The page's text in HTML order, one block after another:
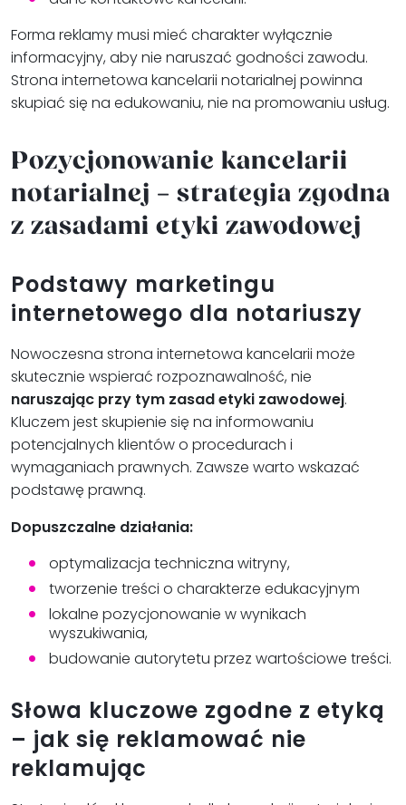
Forma reklamy musi mieć charakter wyłącznie
informacyjny, aby nie naruszać godności zawodu.
Strona internetowa kancelarii notarialnej powinna
skupiać się na edukowaniu, nie na promowaniu usług.
Pozycjonowanie kancelarii
notarialnej – strategia zgodna
z zasadami etyki zawodowej
Podstawy marketingu
internetowego dla notariuszy
Nowoczesna strona internetowa kancelarii może
skutecznie wspierać rozpoznawalność, nie
naruszając przy tym zasad etyki zawodowej.
Kluczem jest skupienie się na informowaniu
potencjalnych klientów o procedurach i
wymaganiach prawnych. Zawsze warto wskazać
podstawę prawną.
Dopuszczalne działania:
optymalizacja techniczna witryny,
tworzenie treści o charakterze edukacyjnym
lokalne pozycjonowanie w wynikach
wyszukiwania,
budowanie autorytetu przez wartościowe treści.
Słowa kluczowe zgodne z etyką
– jak się reklamować nie
reklamując